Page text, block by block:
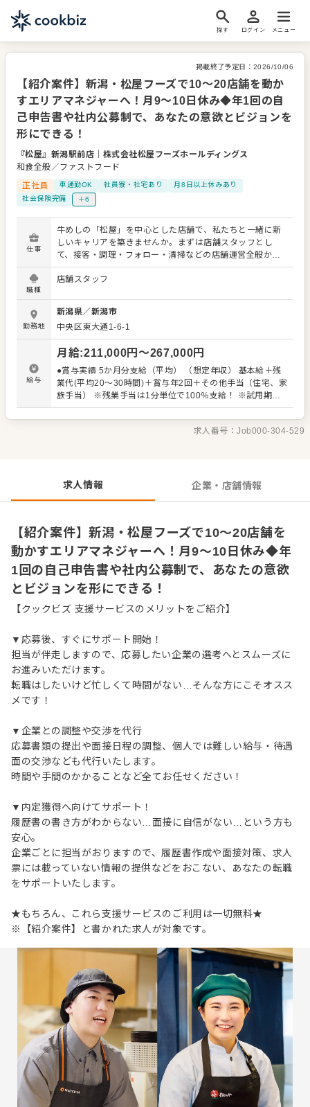
探す ログイン メニュー
掲載終了予定日： 2026/10/06
【紹介案件】新潟・松屋フーズで10〜20店舗を動か
すエリアマネジャーへ！月9～10日休み◆年1回の自
己申告書や社内公募制で、あなたの意欲とビジョンを
形にできる！
『松屋』新潟駅前店
株式会社松屋フーズホールディングス
和食全般／ファストフード
正社員
車通勤OK 社員寮・社宅あり
月8日以上休みあり
社会保険完備
＋6
仕事
牛めしの「松屋」を中心とした店舗で、私たちと一緒に新
しいキャリアを築きませんか。まずは店舗スタッフとし
て、接客・調理・フォロー・清掃などの店舗運営全般から
スタート。金銭・時間帯管理やアルバイト育成などの管理
業務を学び、社員として店舗の時間帯責任者を務めていた
います。ステップを上がる際には筆記や実技でしっかり評
価するため、高いモチベーションを保って成長できます。
【明確なキャリアパス】 ・ストアチーフ：半年程度で店長
補佐へ ・ストアマネジャー：2年目に最高責任者へ ・ブロ
ックマネジャー：エリアマネジャーを補佐 ・エリアマネジ
ャー：10〜20店舗を統括 最終的には、会社の経営戦略に基
づきながらも、自分の考えによる店舗施策を実行していけ
り組みを行えます。 さらに、全社員を対象に将来のビジョ
ンや希望部署を年1回申告する「自己申告書」の制度や、特
職種
店舗スタッフ
勤務地
新潟県／新潟市
中央区東大通1-6-1
給与
月給:211,000円〜267,000円
●賞与実績 5か月分支給（平均） （想定年収） 基本給＋残
業代(平均20～30時間)＋賞与年2回＋その他手当（住宅、家
族手当） ※残業手当は1分単位で100％支給！ ※試用期間3
ヶ月（期間中も同条件）
求人番号：Job000-304-529
求人情報 企業・店舗情報
【紹介案件】新潟・松屋フーズで10〜20店舗を
動かすエリアマネジャーへ！月9～10日休み◆年
1回の自己申告書や社内公募制で、あなたの意欲
とビジョンを形にできる！
【クックビズ 支援サービスのメリットをご紹介】
▼応募後、すぐにサポート開始！
担当が伴走しますので、応募したい企業の選考へとスムーズに
お進みいただけます。
転職はしたいけど忙しくて時間がない…そんな方にこそオスス
メです！
▼企業との調整や交渉を代行
応募書類の提出や面接日程の調整、個人では難しい給与・待遇
面の交渉なども代行いたします。
時間や手間のかかることなど全てお任せください！
▼内定獲得へ向けてサポート！
履歴書の書き方がわからない…面接に自信がない…という方も
安心。
企業ごとに担当がおりますので、履歴書作成や面接対策、求人
票には載っていない情報の提供などをおこない、あなたの転職
をサポートいたします。
★もちろん、これら支援サービスのご利用は一切無料★
※【紹介案件】と書かれた求人が対象です。